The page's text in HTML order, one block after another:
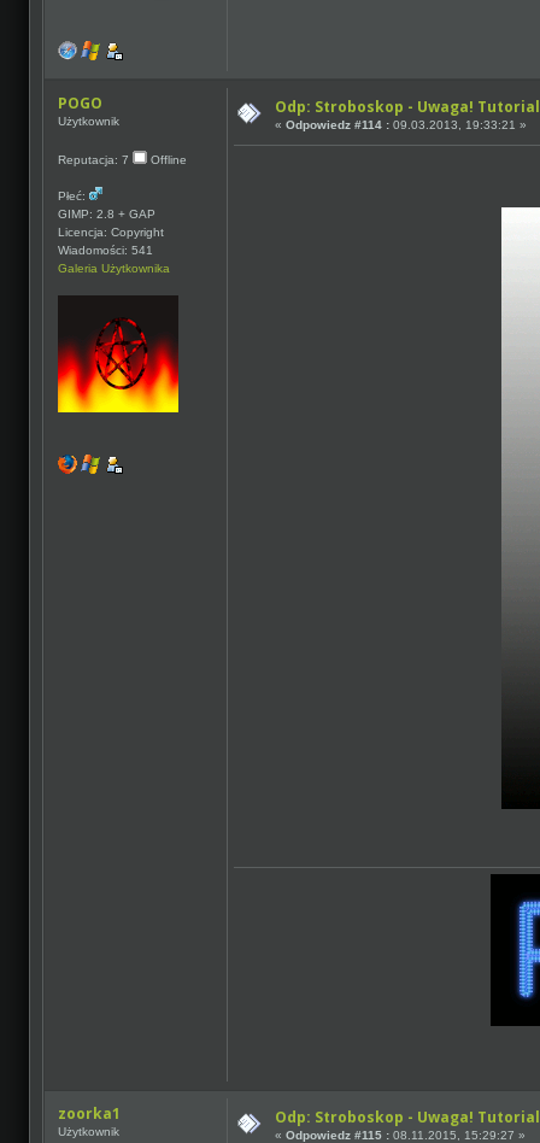
POGO
Użytkownik
Reputacja: 7 Offline
Płeć:
GIMP: 2.8 + GAP
Licencja: Copyright
Wiadomości: 541
Galeria Użytkownika
Odp: Stroboskop - Uwaga!
«Odpowiedz #114 : 09.03.2013, 19:33:21 »
zoorka1
Użytkownik
Odp: Stroboskop - Uwaga!
«Odpowiedz #115 : 08.11.2015, 15:29:27 »